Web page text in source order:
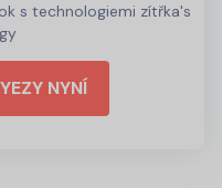
s technologiemi zítřka's
NYNÍ